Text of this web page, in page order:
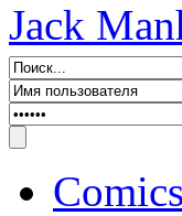
Jack